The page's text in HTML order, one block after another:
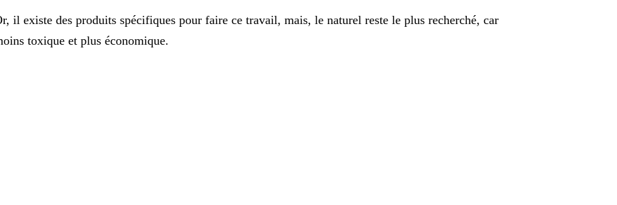
il existe des produits spécifiques pour faire ce travail, mais, le naturel reste le plus recherché, car
toxique et plus économique.